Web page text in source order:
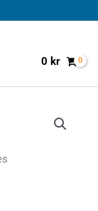
0 kr